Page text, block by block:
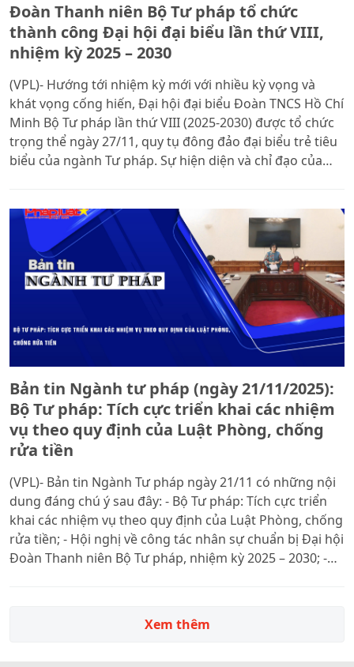
Đoàn Thanh niên Bộ Tư pháp tổ chức
thành công Đại hội đại biểu lần thứ VIII,
nhiệm kỳ 2025 – 2030
(VPL)- Hướng tới nhiệm kỳ mới với nhiều kỳ vọng và
khát vọng cống hiến, Đại hội đại biểu Đoàn TNCS Hồ Chí
Minh Bộ Tư pháp lần thứ VIII (2025-2030) được tổ chức
trọng thể ngày 27/11, quy tụ đông đảo đại biểu trẻ tiêu
biểu của ngành Tư pháp. Sự hiện diện và chỉ đạo của
pháp trong hành trình tiếp tục đổi mới, tiên phong
trong chuyên môn và xung kích trong mọi nhiệm vụ
được giao.
Bản tin Ngành tư pháp (ngày 21/11/2025):
Bộ Tư pháp: Tích cực triển khai các nhiệm
vụ theo quy định của Luật Phòng, chống
rửa tiền
(VPL)- Bản tin Ngành Tư pháp ngày 21/11 có những nội
dung đáng chú ý sau đây: - Bộ Tư pháp: Tích cực triển
khai các nhiệm vụ theo quy định của Luật Phòng, chống
rửa tiền; - Hội nghị về công tác nhân sự chuẩn bị Đại hội
Đoàn Thanh niên Bộ Tư pháp, nhiệm kỳ 2025 – 2030; -
Khoa học xã hội Việt Nam; - Tăng cường tuyên truyền
các dự án luật do Bộ Công an chủ trì soạn thảo trình
Xem thêm